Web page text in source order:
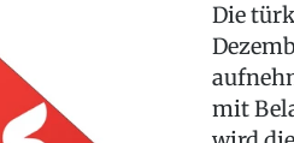
Die
mit